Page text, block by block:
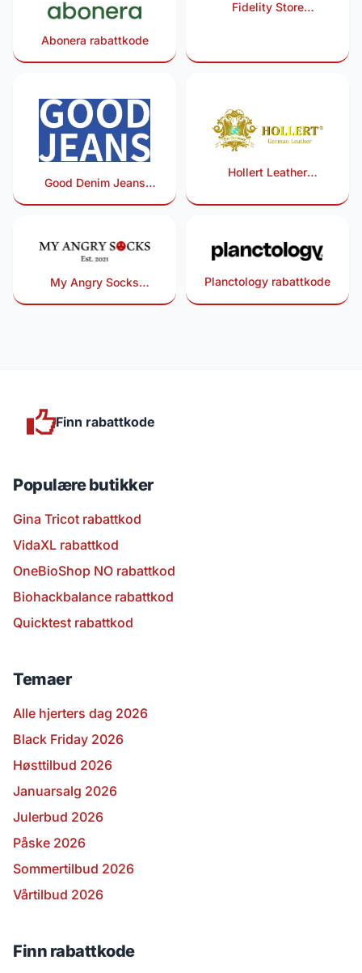
Abonera rabattkode
Fidelity Store
Good Denim Jeans
Hollert Leather
My Angry Socks
Planctology rabattkode
Finn rabattkode
Populære butikker
Gina Tricot rabattkod
VidaXL rabattkod
OneBioShop NO rabattkod
Biohackbalance rabattkod
Quicktest rabattkod
Temaer
Alle hjerters dag 2026
Black Friday 2026
Høsttilbud 2026
Januarsalg 2026
Julerbud 2026
Påske 2026
Sommertilbud 2026
Vårtilbud 2026
Finn rabattkode